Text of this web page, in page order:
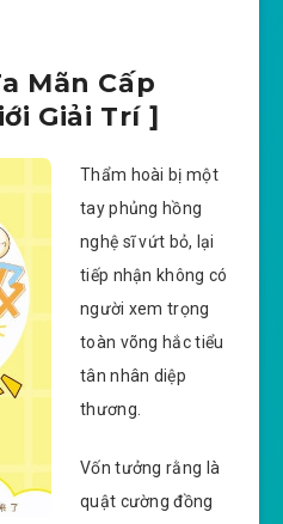
Mãn Cấp
Giải Trí ]
Thẩm hoài bị một
tay phủng hồng
nghệ sĩ vứt bỏ, lại
tiếp nhận không có
người xem trọng
toàn võng hắc tiểu
tân nhân diệp
thương.
Vốn tưởng rằng là
quật cường đồng